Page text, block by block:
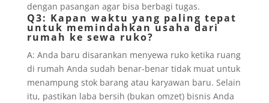
dengan pasangan agar bisa berbagi tugas.
Q3: Kapan waktu yang paling tepat
untuk memindahkan usaha dari
rumah ke sewa ruko?
A: Anda baru disarankan menyewa ruko ketika ruang
di rumah Anda sudah benar-benar tidak muat untuk
menampung stok barang atau karyawan baru. Selain
itu, pastikan laba bersih (bukan omzet) bisnis Anda